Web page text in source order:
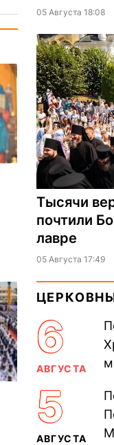
05 Августа 18:08
Тысячи
почтили
лавре
05 Августа 17:49
6
АВГУСТА
5
АВГУСТА